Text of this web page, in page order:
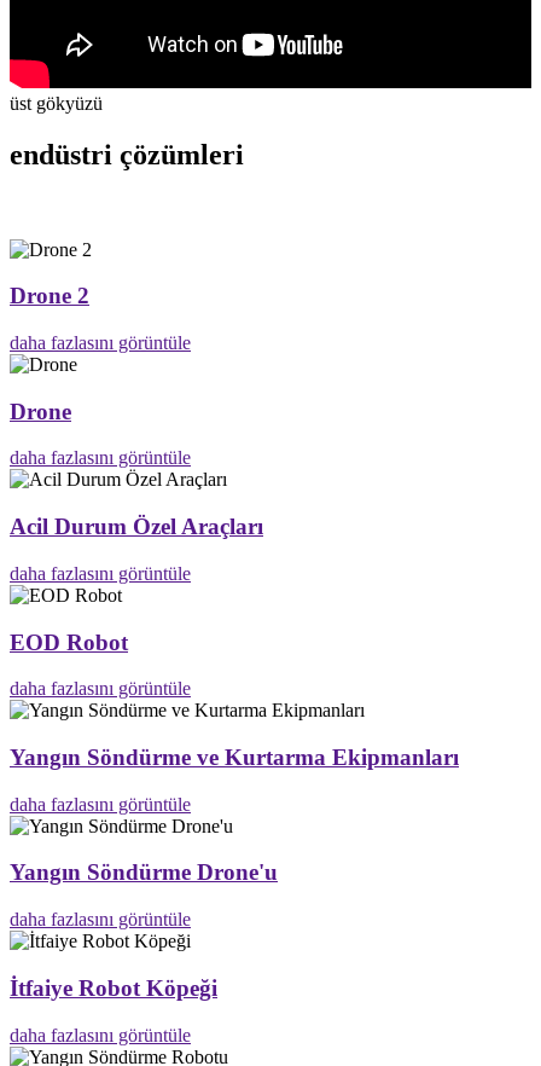
üst gökyüzü
endüstri çözümleri
Drone 2
daha fazlasını görüntüle
Drone
daha fazlasını görüntüle
Acil Durum Özel Araçları
daha fazlasını görüntüle
EOD Robot
daha fazlasını görüntüle
Yangın Söndürme ve Kurtarma Ekipmanları
daha fazlasını görüntüle
Yangın Söndürme Drone'u
daha fazlasını görüntüle
İtfaiye Robot Köpeği
daha fazlasını görüntüle